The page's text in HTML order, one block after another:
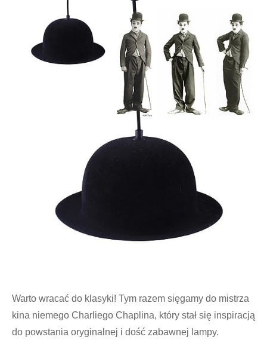
Warto wracać do klasyki! Tym razem sięgamy do mistrza
kina niemego Charliego Chaplina, który stał się inspiracją
do powstania oryginalnej i dość zabawnej lampy.